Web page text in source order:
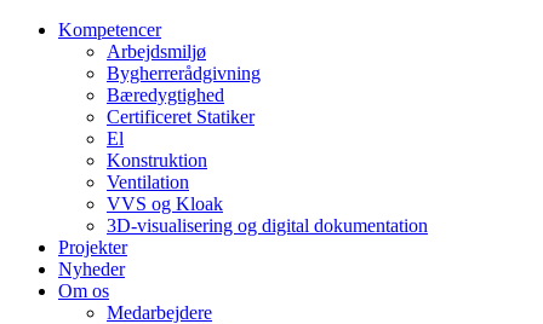
Kompetencer
Arbejdsmiljø
Bygherrerådgivning
Bæredygtighed
Certificeret Statiker
El
Konstruktion
Ventilation
VVS og Kloak
3D-visualisering og digital dokumentation
Projekter
Nyheder
Om os
Medarbejdere